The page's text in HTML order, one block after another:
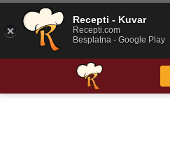
Recepti - Kuvar
Recepti.com
Besplatna - Google Play